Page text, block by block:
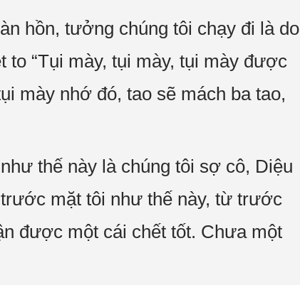
hồn, tưởng chúng tôi chạy đi là do
to “Tụi mày, tụi mày, tụi mày được
mày nhớ đó, tao sẽ mách ba tao,
thế này là chúng tôi sợ cô, Diệu
mặt tôi như thế này, từ trước
được một cái chết tốt. Chưa một